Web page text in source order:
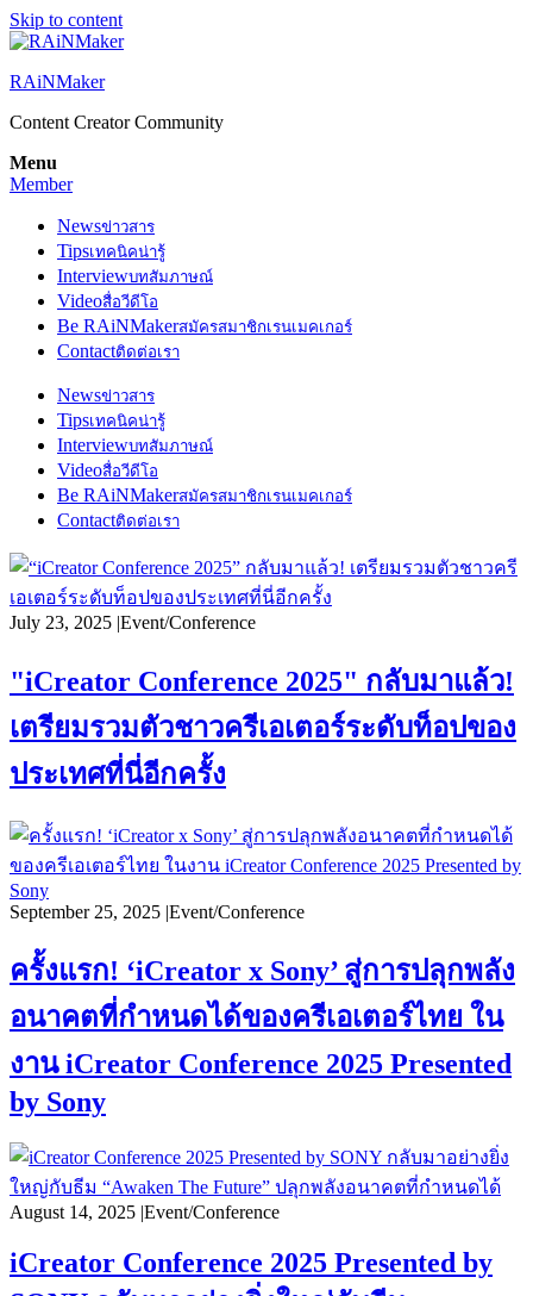
Skip to content
RAiNMaker
Content Creator Community
Menu
Member
Newsข่าวสาร
Tipsเทคนิคน่ารู้
Interviewบทสัมภาษณ์
Videoสื่อวีดีโอ
Be RAiNMakerสมัครสมาชิกเรนเมคเกอร์
Contactติดต่อเรา
Newsข่าวสาร
Tipsเทคนิคน่ารู้
Interviewบทสัมภาษณ์
Videoสื่อวีดีโอ
Be RAiNMakerสมัครสมาชิกเรนเมคเกอร์
Contactติดต่อเรา
July 23, 2025 |Event/Conference
"iCreator Conference 2025" กลับมาแล้ว!
เตรียมรวมตัวชาวครีเอเตอร์ระดับท็อปของ
ประเทศที่นี่อีกครั้ง
September 25, 2025 |Event/Conference
ครั้งแรก! ‘iCreator x Sony’ สู่การปลุกพลัง
อนาคตที่กำหนดได้ของครีเอเตอร์ไทย ใน
งาน iCreator Conference 2025 Presented
by Sony
August 14, 2025 |Event/Conference
iCreator Conference 2025 Presented by